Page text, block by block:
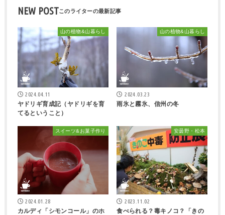
NEW POST
山の植物&山暮らし
2024.04.11
ヤドリギ育成記（ヤドリギを育
てるということ）
山の植物&山暮らし
2024.03.23
雨氷と霧氷、信州の冬
スイーツ&お菓子作り
2024.01.28
カルディ「シモンコール」のホ
安曇野・松本
2023.11.02
食べられる？毒キノコ？「きの